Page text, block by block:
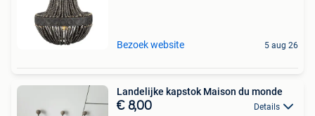
Bezoek website 5 aug 26
Landelijke kapstok Maison du monde
€ 8,00 Details